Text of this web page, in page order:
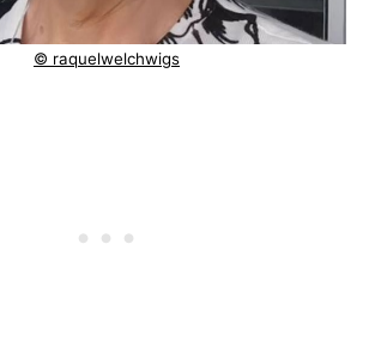
© raquelwelchwigs